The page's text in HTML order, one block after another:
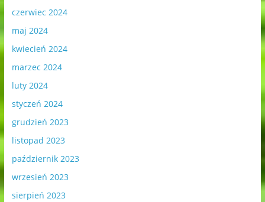
czerwiec 2024
maj 2024
kwiecień 2024
marzec 2024
luty 2024
styczeń 2024
grudzień 2023
listopad 2023
październik 2023
wrzesień 2023
sierpień 2023